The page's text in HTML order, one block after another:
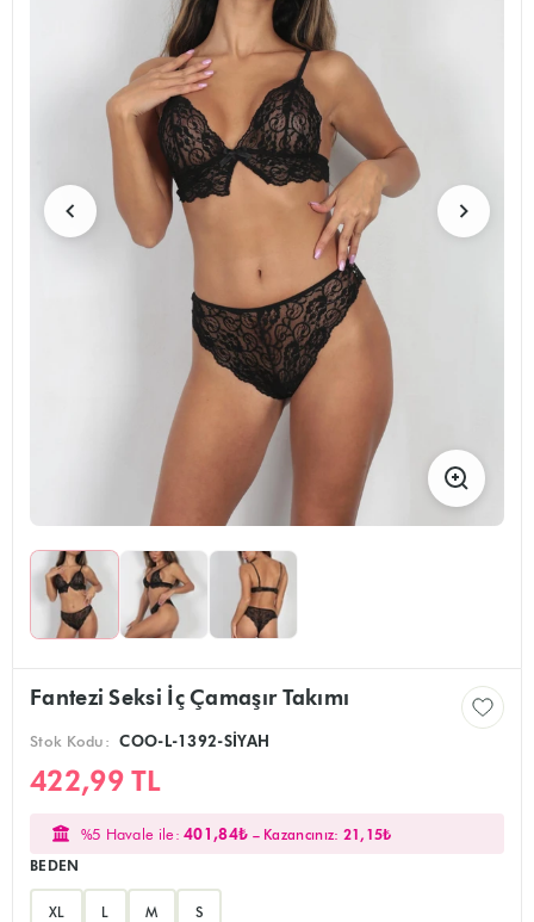
Fantezi Seksi İç Çamaşır Takımı
Stok Kodu: COO-L-1392-SİYAH
422,99 TL
%5 Havale ile:401,84₺ – Kazancınız: 21,15₺
BEDEN
XL L M S